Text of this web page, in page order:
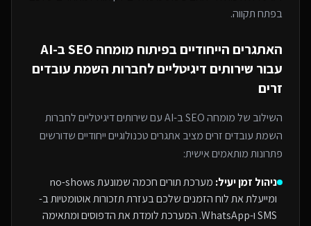
בפתח תקווה.
האתגרים הייחודיים בפיתוח מומחה SEO ב-AI
עבור שירותים דיגיטליים לחברות השמת עובדים
זרים
השילוב שלמומחה SEO ב-AI עםשירותים דיגיטליים לחברות
השמת עובדים זריםמציב אתגרים טכנולוגיים ייחודיים שדורשים
פתרונות מותאמים אישית:
ניהול זמן יעיל:
מערכת תורים חכמה שמונעת no-shows
ומייעלת את לוח הזמנים שלכם בעזרת תזכורות אוטומטיות ב-
SMS ו-WhatsApp. המערכת לומדת את הדפוסים ומתאימה